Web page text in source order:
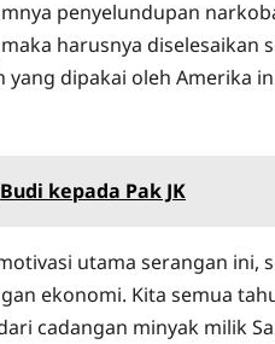
penyelundupan
harusnya
yang dipakai oleh Amerika
kepada Pak JK
utama serangan ini,
ekonomi. Kita semua
cadangan minyak milik